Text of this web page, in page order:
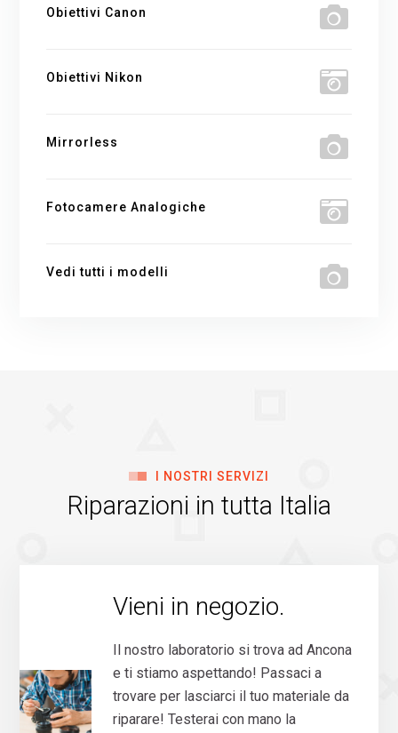
Obiettivi Canon
Obiettivi Nikon
Mirrorless
Fotocamere Analogiche
Vedi tutti i modelli
I NOSTRI SERVIZI
Riparazioni in tutta Italia
Vieni in negozio.
Il nostro laboratorio si trova ad Ancona
e ti stiamo aspettando! Passaci a
trovare per lasciarci il tuo materiale da
riparare! Testerai con mano la